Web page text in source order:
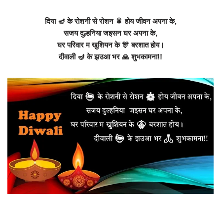
दिया 🪔 के रोशनी से रोशन 🎇 होय जीवन अपना के,
सजय दुल्हनिया जइसन घर अपना के,
घर परिवार म खुशियन के 🎊 बरशात होय।
दीवाली 🪔 के झउआ भर 🙏 शुभकामना!!